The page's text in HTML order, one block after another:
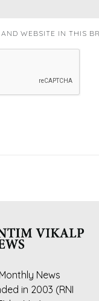
WEBSITE IN THIS
News
in 2003 (RNI